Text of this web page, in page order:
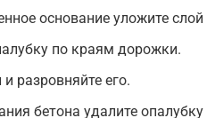
основание уложите
по краям дорожки.
разровняйте его.
бетона удалите